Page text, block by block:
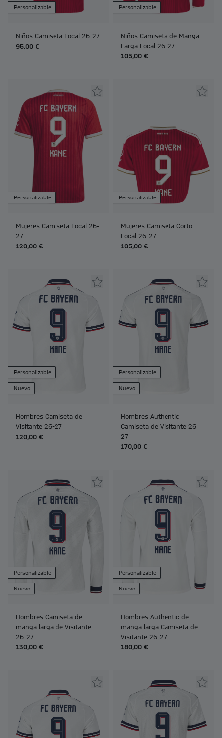
Personalizable
Niños Camiseta Local 26-27
95,00 €
Personalizable
Niños Camiseta de Manga
Larga Local 26-27
105,00 €
Personalizable
Mujeres Camiseta Local 26-
27
120,00 €
Personalizable
Mujeres Camiseta Corto
Local 26-27
105,00 €
Personalizable
Nuevo
Hombres Camiseta de
Visitante 26-27
120,00 €
Personalizable
Nuevo
Hombres Authentic
Camiseta de Visitante 26-
27
170,00 €
Personalizable
Nuevo
Hombres Camiseta de
manga larga de Visitante
26-27
130,00 €
Personalizable
Nuevo
Hombres Authentic de
manga larga Camiseta de
Visitante 26-27
180,00 €